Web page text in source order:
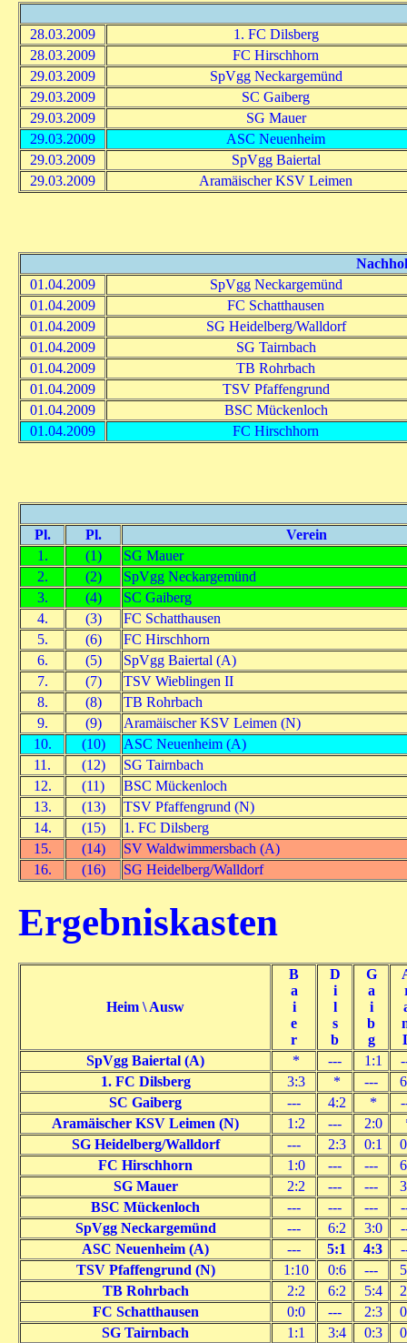
28.03.2009
1. FC Dilsberg
28.03.2009
FC Hirschhorn
29.03.2009
SpVgg Neckargemünd
29.03.2009
SC Gaiberg
29.03.2009
SG Mauer
29.03.2009
ASC Neuenheim
29.03.2009
SpVgg Baiertal
29.03.2009
Aramäischer KSV Leimen
01.04.2009
SpVgg Neckargemünd
01.04.2009
FC Schatthausen
01.04.2009
SG Heidelberg/Walldorf
01.04.2009
SG Tairnbach
01.04.2009
TB Rohrbach
01.04.2009
TSV Pfaffengrund
01.04.2009
BSC Mückenloch
01.04.2009
FC Hirschhorn
Pl. Pl.
Verein
1.
(1)
SG Mauer
2.
(2)
SpVgg Neckargemünd
3.
(4)
SC Gaiberg
4.
(3)
FC Schatthausen
5.
(6)
FC Hirschhorn
6.
(5)
SpVgg Baiertal (A)
7.
(7)
TSV Wieblingen II
8.
(8)
TB Rohrbach
9.
(9)
Aramäischer KSV Leimen (N)
10.
(10)
ASC Neuenheim (A)
11.
(12)
SG Tairnbach
12.
(11)
BSC Mückenloch
13.
(13)
TSV Pfaffengrund (N)
14.
(15)
1. FC Dilsberg
15.
(14)
SV Waldwimmersbach (A)
16.
(16) SG Heidelberg/Walldorf
Ergebniskasten
Heim \ Ausw
B
a
i
e
r
D
i
l
s
b
G
a
i
b
g
SpVgg Baiertal (A)
* --- 1:1
1. FC Dilsberg
3:3 * ---
SC Gaiberg
--- 4:2 *
Aramäischer KSV Leimen (N)
1:2 --- 2:0
SG Heidelberg/Walldorf
--- 2:3 0:1
FC Hirschhorn
1:0 --- ---
SG Mauer
2:2 --- ---
BSC Mückenloch
--- --- ---
SpVgg Neckargemünd
--- 6:2 3:0
ASC Neuenheim (A)
--- 5:1 4:3
TSV Pfaffengrund (N)
1:10 0:6 ---
TB Rohrbach
2:2 6:2 5:4
FC Schatthausen
0:0 --- 2:3
SG Tairnbach
1:1 3:4 0:3